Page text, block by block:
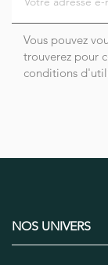
Vous pouvez
trouverez pour
conditions
NOS UNIVERS